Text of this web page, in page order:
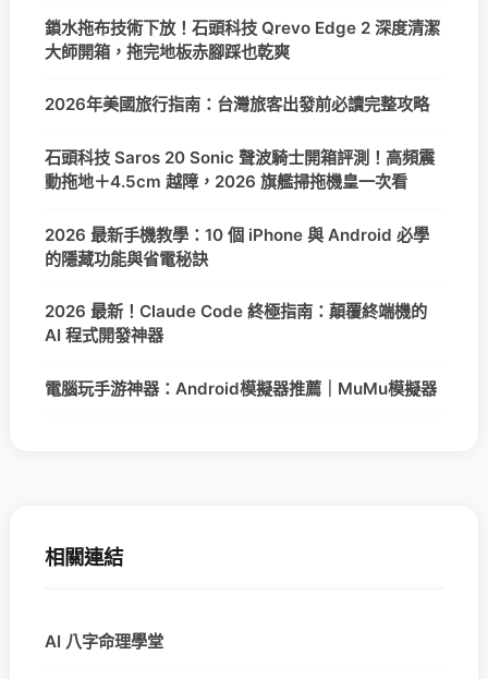
鎖水拖布技術下放！石頭科技 Qrevo Edge 2 深度清潔
大師開箱，拖完地板赤腳踩也乾爽
2026年美國旅行指南：台灣旅客出發前必讀完整攻略
石頭科技 Saros 20 Sonic 聲波騎士開箱評測！高頻震
動拖地＋4.5cm 越障，2026 旗艦掃拖機皇一次看
2026 最新手機教學：10 個 iPhone 與 Android 必學
的隱藏功能與省電秘訣
2026 最新！Claude Code 終極指南：顛覆終端機的
AI 程式開發神器
電腦玩手游神器：Android模擬器推薦｜MuMu模擬器
相關連結
AI 八字命理學堂